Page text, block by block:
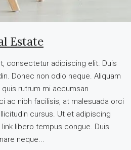
Estate
consectetur adipiscing elit. Duis
Donec non odio neque. Aliquam
rutrum mi accumsan
ac nibh facilisis, at malesuada orci
cursus. Ut et adipiscing
libero tempus congue. Duis
neque...